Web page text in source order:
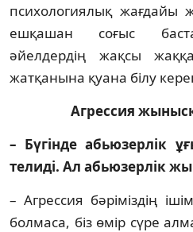
психологиялық жағ­дайы
ешқашан соғыс
әйелдердің жақсы
жатқанына қуана білу
Агрессия
– Бүгінде абьюзерлік
телиді. Ал абьюзерлік
– Агрессия бәріміздің
болмаса, біз өмір сүре